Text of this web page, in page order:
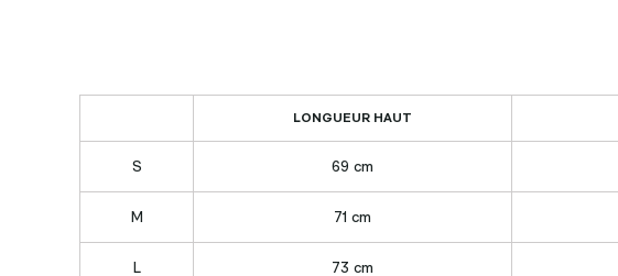
LONGUEUR HAUT
S 69 cm
M 71 cm
L 73 cm